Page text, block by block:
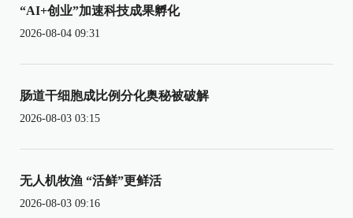
“AI+创业”加速科技成果孵化
2026-08-04 09:31
肠道干细胞成比例分化奥秘被破解
2026-08-03 03:15
无人机牧渔 “活鲜”更鲜活
2026-08-03 09:16